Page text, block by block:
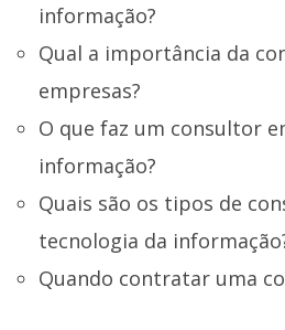
informação?
Qual a importância da
empresas?
O que faz um consultor
informação?
Quais são os tipos de
tecnologia da
Quando contratar uma